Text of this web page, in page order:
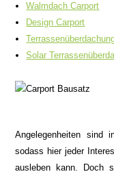
Walmdach Carport
Design Carport
Solar
Angelegenheiten sind
sodass hier jeder
ausleben kann. Doch